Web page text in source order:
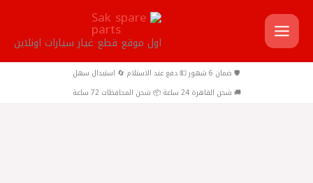
تخطي
إلى
المحتوى
اول موقع قطع غيار سيارات اونلاين
🛡️ ضمان 6 شهور 💵 دفع عند الاستلام 🔄 استبدال سهل
🚚 شحن القاهرة 24 ساعة 📦 شحن المحافظات 72 ساعة